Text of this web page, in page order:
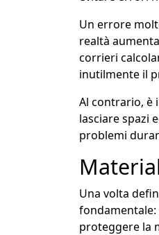
Un errore
realtà
corrieri
inutilmente il
Al contrario, è
lasciare spazi
problemi
Una volta
fondamentale:
proteggere la